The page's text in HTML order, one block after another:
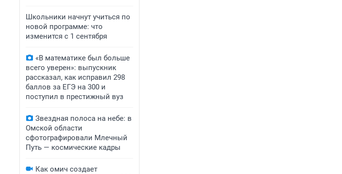
Школьники начнут учиться по
новой программе: что
изменится с 1 сентября
«В математике был больше
всего уверен»: выпускник
рассказал, как исправил 298
баллов за ЕГЭ на 300 и
поступил в престижный вуз
Звездная полоса на небе: в
Омской области
сфотографировали Млечный
Путь — космические кадры
Как омич создает